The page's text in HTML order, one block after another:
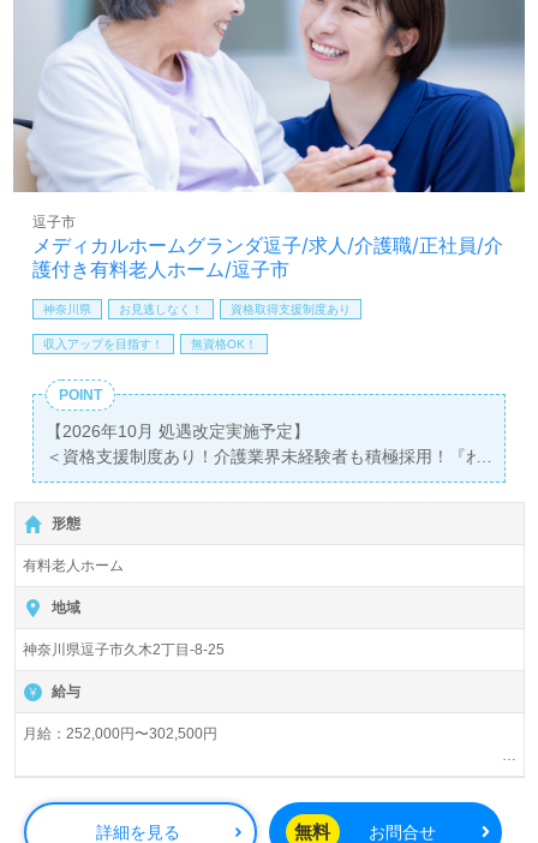
同僚とのコミュニケーションが増えたことで、働きがいも
増えました。』等のお声も届く事業所様です。働きやすい
職場環境、職員様同士の協力体制、自分の気持ちが伝えや
すい環境面も嬉しいポイント！『ご利用者様のお一人おひ
とりに寄り添いたい』『多彩なキャリアパスでなりたい自
分を目指したい』『転職でキャリアチェンジを実現した
い、施設形態や環境を変えて働きたい』等の方も大歓迎で
す！求人詳細等、担当コンサルタントよりご案内します。
お問い合わせも遠慮なくお願いします。
医療/福祉業界の正社員/パート求人探しは【ウィルオブ介
LINE、メール、お電話などご希望に応じてお問い合わせ/ご
相談可能です。転職相談、求人紹介、年収交渉など完全無
あり！＞"転職支援"のプロと一緒に転職活動！お問い合わ
せお待ちしております。
有給取得促進手当
賞与（年2回）
昇給（年1回、定期昇給、昇格による基本給アップあり）
メディカルホームグランダ逗子/求人/介護職/正社員/介
護付き有料老人ホーム/逗子市
逗子市
神奈川県 お見逃しなく！ 資格取得支援制度あり
収入アップを目指す！ 無資格OK！
POINT
【2026年10月 処遇改定実施予定】
＜資格支援制度あり！介護業界未経験者も積極採用！『わ
たしらしいやりがいみつける！』業界トップクラスの教育
研修プログラム！ベネッセグループ！＞
◎介護職/正社員募集◎
【月給252,000円～302,500円以上/賞与2回】『逗子駅』徒
歩14分。
入居定員56名（56室/全室個室）『メディカルホームグラ
ンダ逗子』株式会社会社ベネッセスタイルケアBenesse
Style Care Co.,Ltd. （本社：東京都西新宿） 様の運営で
上の有料老人ホーム、教育/学童領域で事業展開されていま
護サービスをご提供。資格支援制度や教育研修プログラム
も充実。『入社してよかった！』のお声も届く企業様で
形態
有料老人ホーム
地域
神奈川県逗子市久木2丁目-8-25
給与
月給：252,000円〜302,500円
夜勤手当：5,000円/回（夜勤回数月5回程度）
残業手当
詳細を見る 無料 お問合せ